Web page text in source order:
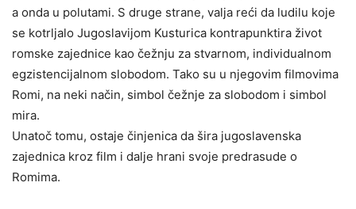
a onda u polutami. S druge strane, valja reći da ludilu koje
se kotrljalo Jugoslavijom Kusturica kontrapunktira život
romske zajednice kao čežnju za stvarnom, individualnom
egzistencijalnom slobodom. Tako su u njegovim filmovima
Romi, na neki način, simbol čežnje za slobodom i simbol
mira.
Unatoč tomu, ostaje činjenica da šira jugoslavenska
zajednica kroz film i dalje hrani svoje predrasude o
Romima.